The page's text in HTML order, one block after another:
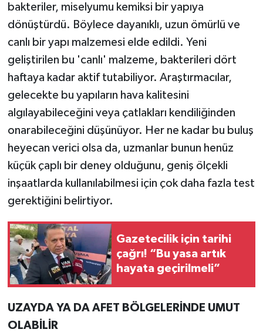
bakteriler, miselyumu kemiksi bir yapıya
dönüştürdü. Böylece dayanıklı, uzun ömürlü ve
canlı bir yapı malzemesi elde edildi. Yeni
geliştirilen bu 'canlı' malzeme, bakterileri dört
haftaya kadar aktif tutabiliyor. Araştırmacılar,
gelecekte bu yapıların hava kalitesini
algılayabileceğini veya çatlakları kendiliğinden
onarabileceğini düşünüyor. Her ne kadar bu buluş
heyecan verici olsa da, uzmanlar bunun henüz
küçük çaplı bir deney olduğunu, geniş ölçekli
inşaatlarda kullanılabilmesi için çok daha fazla test
gerektiğini belirtiyor.
Gazetecilik için tarihi
çağrı! “Bu yasa artık
hayata geçirilmeli”
UZAYDA YA DA AFET BÖLGELERİNDE UMUT
OLABİLİR